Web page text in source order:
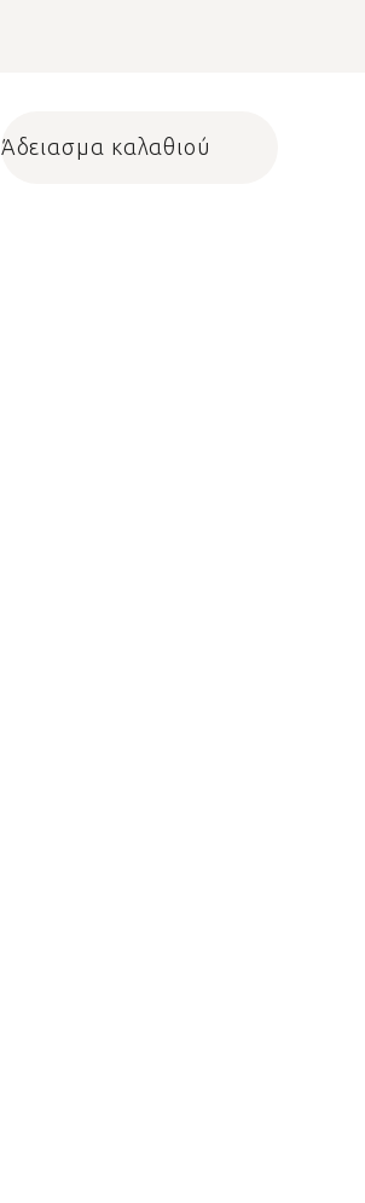
Shopping cart
Άδειασμα καλαθιού